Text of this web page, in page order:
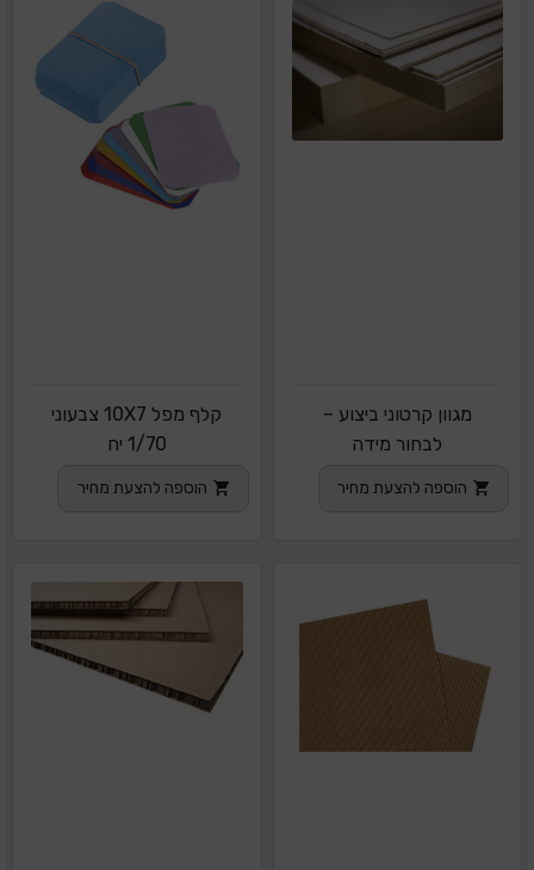
מגוון קרטוני ביצוע –
לבחור מידה
הוספה להצעת מחיר
קלף מפל 10X7 צבעוני
1/70 יח
הוספה להצעת מחיר